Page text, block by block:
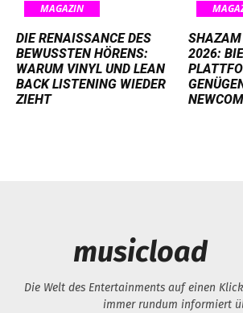
MAGAZIN
DIE RENAISSANCE DES
BEWUSSTEN HÖRENS:
WARUM VINYL UND LEAN
BACK LISTENING WIEDER
ZIEHT
SHAZAM
2026:
musicload
Die Welt des Entertainments auf einen
immer rundum informiert